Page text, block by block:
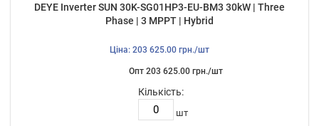
DEYE Inverter SUN 30K-SG01HP3-EU-BM3 30kW | Three
Phase | 3 MPPT | Hybrid
Ціна: 203 625.00 грн./шт
Опт 203 625.00 грн./шт
Кількість:
шт